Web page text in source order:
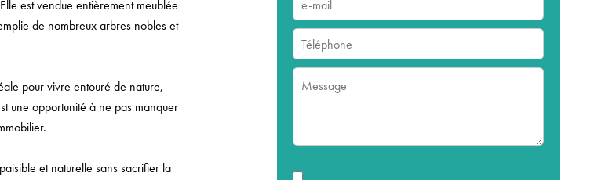
est vendue entièrement meublée
de nombreux arbres nobles et
pour vivre entouré de nature,
une opportunité à ne pas manquer
et naturelle sans sacrifier la